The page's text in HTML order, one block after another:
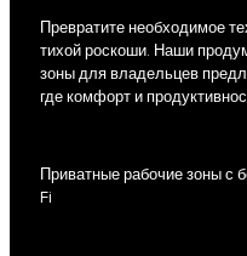
Превратите необходимое
тихой роскоши. Наши
зоны для владельцев
где комфорт и
Приватные рабочие зоны с
Fi